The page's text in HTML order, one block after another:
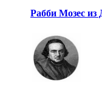
Рабби Мозес из